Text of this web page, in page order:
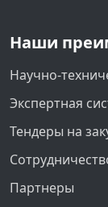
Наши
Научно-
Экспертная
Тендеры на
Партнеры